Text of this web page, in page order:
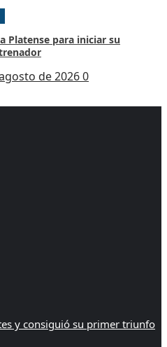
Platense para iniciar su
de 20260
y consiguió su primer triunfo